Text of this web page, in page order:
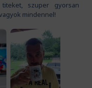
szuper gyorsan
mindennel!